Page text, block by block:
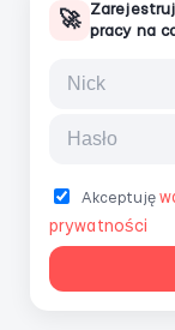
🚀
pracy na
Akceptuję
prywatności